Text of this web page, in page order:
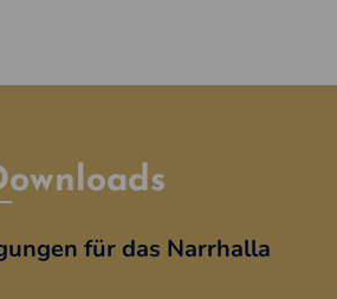
für das Narrhalla